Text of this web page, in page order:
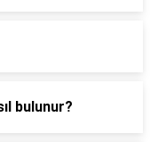
bulunur?